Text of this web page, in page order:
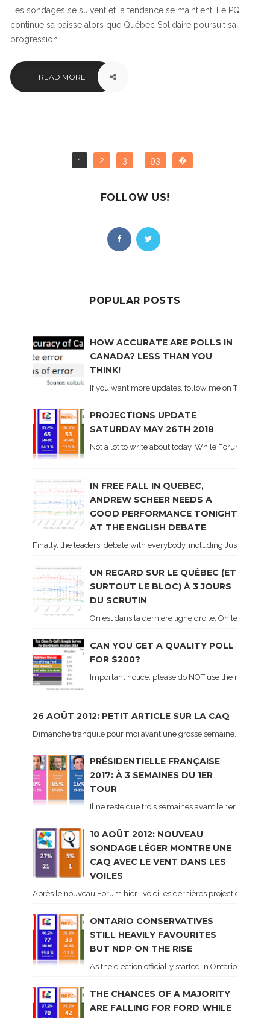
Les sondages se suivent et la tendance se maintient: Le PQ
continue sa baisse alors que Québec Solidaire poursuit sa
progression....
READ MORE
1 2 3 93 �
FOLLOW US!
POPULAR POSTS
HOW ACCURATE ARE POLLS IN
CANADA? LESS THAN YOU
THINK!
If you want more updates, follow me on Twitter .
PROJECTIONS UPDATE
SATURDAY MAY 26TH 2018
Not a lot to write about today. While Forum did
IN FREE FALL IN QUEBEC,
ANDREW SCHEER NEEDS A
GOOD PERFORMANCE TONIGHT
AT THE ENGLISH DEBATE
Finally, the leaders' debate with everybody, including Justin
UN REGARD SUR LE QUÉBEC (ET
SURTOUT LE BLOC) À 3 JOURS
DU SCRUTIN
On est dans la dernière ligne droite. On le sait
CAN YOU GET A QUALITY POLL
FOR $200?
Important notice: please do NOT use the
26 AOÛT 2012: PETIT ARTICLE SUR LA CAQ
Dimanche tranquile pour moi avant une grosse semaine. Voici
PRÉSIDENTIELLE FRANÇAISE
2017: À 3 SEMAINES DU 1ER
TOUR
Il ne reste que trois semaines avant le 1er tour de
10 AOÛT 2012: NOUVEAU
SONDAGE LÉGER MONTRE UNE
CAQ AVEC LE VENT DANS LES
VOILES
Après le nouveau Forum hier , voici les dernières projections
ONTARIO CONSERVATIVES
STILL HEAVILY FAVOURITES
BUT NDP ON THE RISE
As the election officially started in Ontario, some
THE CHANCES OF A MAJORITY
ARE FALLING FOR FORD WHILE